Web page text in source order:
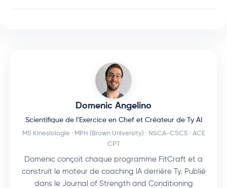
Domenic Angelino
Scientifique de l'Exercice en Chef et Créateur de Ty AI
MS Kinésiologie · MPH (Brown University) · NSCA-CSCS · ACE
CPT
Domenic conçoit chaque programme FitCraft et a
construit le moteur de coaching IA derrière Ty. Publié
dans le Journal of Strength and Conditioning